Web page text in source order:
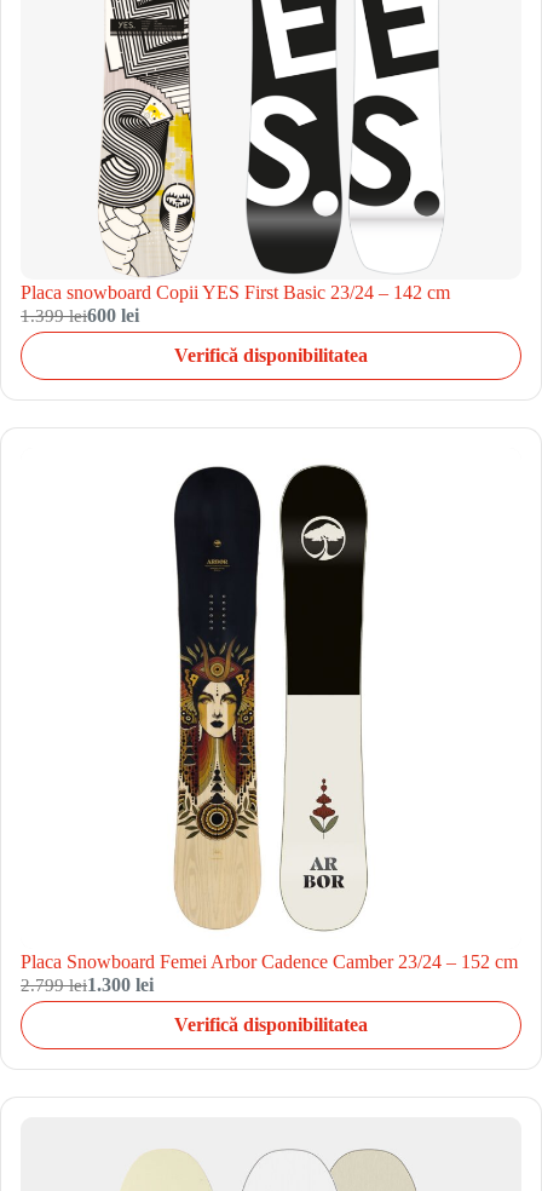
Placa snowboard Copii YES First Basic 23/24 – 142 cm
1.399 lei600 lei
Verifică disponibilitatea
Placa Snowboard Femei Arbor Cadence Camber 23/24 – 152 cm
2.799 lei1.300 lei
Verifică disponibilitatea